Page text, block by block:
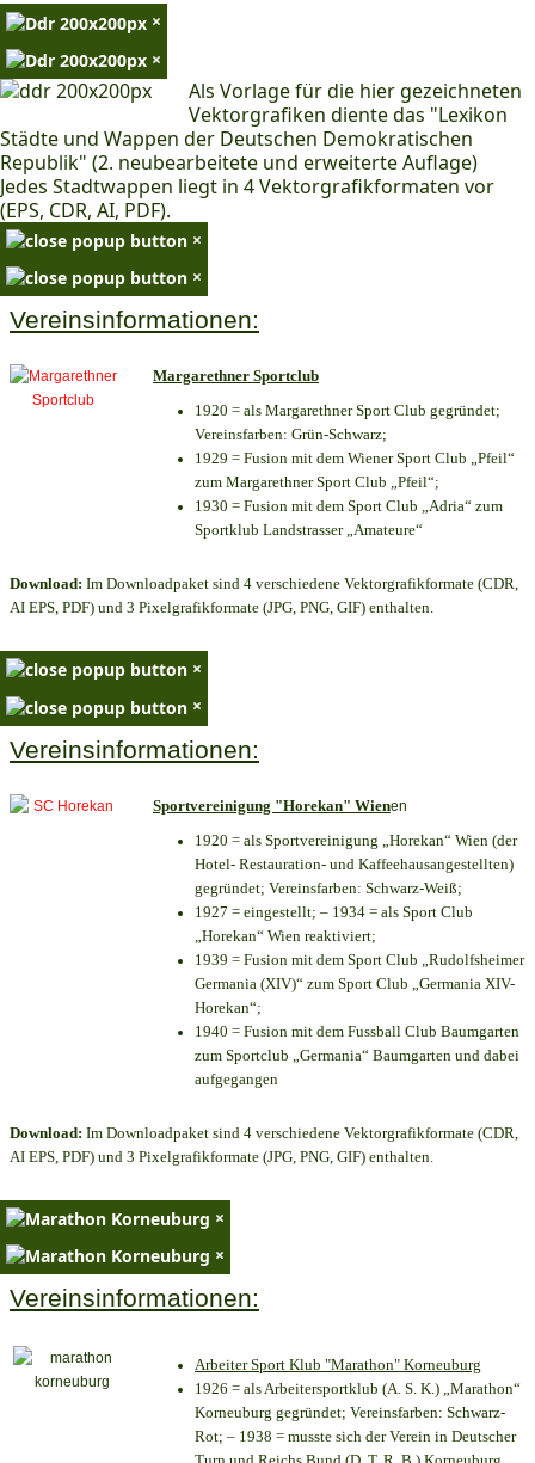
×
×
Als Vorlage für die hier gezeichneten
Vektorgrafiken diente das "Lexikon
Städte und Wappen der Deutschen Demokratischen
Republik" (2. neubearbeitete und erweiterte Auflage)
Jedes Stadtwappen liegt in 4 Vektorgrafikformaten vor
(EPS, CDR, AI, PDF).
×
×
Vereinsinformationen:
Margarethner Sportclub
1920 = als Margarethner Sport Club gegründet;
Vereinsfarben: Grün-Schwarz;
1929 = Fusion mit dem Wiener Sport Club „Pfeil“
zum Margarethner Sport Club „Pfeil“;
1930 = Fusion mit dem Sport Club „Adria“ zum
Sportklub Landstrasser „Amateure“
Download: Im Downloadpaket sind 4 verschiedene Vektorgrafikformate (CDR,
AI EPS, PDF) und 3 Pixelgrafikformate (JPG, PNG, GIF) enthalten.
×
×
Vereinsinformationen:
Sportvereinigung "Horekan" Wienen
1920 = als Sportvereinigung „Horekan“ Wien (der
Hotel- Restauration- und Kaffeehausangestellten)
gegründet; Vereinsfarben: Schwarz-Weiß;
1927 = eingestellt; – 1934 = als Sport Club
„Horekan“ Wien reaktiviert;
1939 = Fusion mit dem Sport Club „Rudolfsheimer
Germania (XIV)“ zum Sport Club „Germania XIV-
Horekan“;
1940 = Fusion mit dem Fussball Club Baumgarten
zum Sportclub „Germania“ Baumgarten und dabei
aufgegangen
Download: Im Downloadpaket sind 4 verschiedene Vektorgrafikformate (CDR,
AI EPS, PDF) und 3 Pixelgrafikformate (JPG, PNG, GIF) enthalten.
×
×
Vereinsinformationen:
Arbeiter Sport Klub "Marathon" Korneuburg
1926 = als Arbeitersportklub (A. S. K.) „Marathon“
Korneuburg gegründet; Vereinsfarben: Schwarz-
Rot; – 1938 = musste sich der Verein in Deutscher